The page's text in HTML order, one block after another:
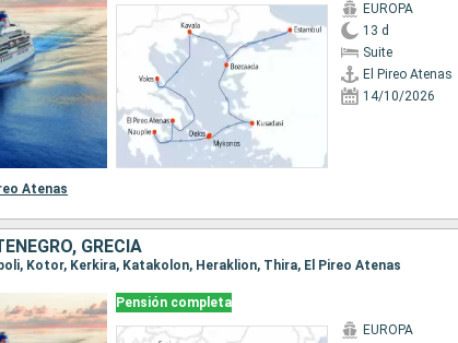
EUROPA
13 d
Suite
El Pireo Atenas
14/10/2026
Atenas
GRECIA
Kotor, Kerkira, Katakolon, Heraklion, Thira, El Pireo Atenas
Pensión completa
EUROPA